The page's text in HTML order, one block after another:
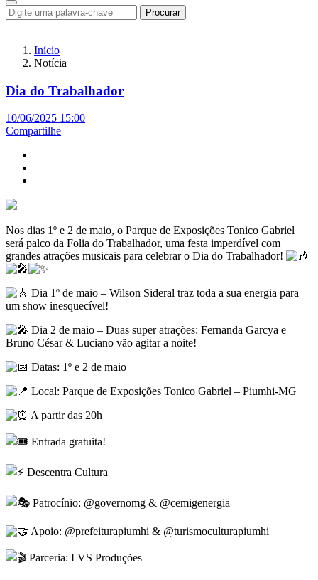
Procurar
Início
Notícia
Dia do Trabalhador
10/06/2025 15:00
Compartilhe
Nos dias 1º e 2 de maio, o Parque de Exposições Tonico Gabriel
será palco da Folia do Trabalhador, uma festa imperdível com
grandes atrações musicais para celebrar o Dia do Trabalhador!
Dia 1º de maio – Wilson Sideral traz toda a sua energia para
um show inesquecível!
Dia 2 de maio – Duas super atrações: Fernanda Garcya e
Bruno César & Luciano vão agitar a noite!
Datas: 1º e 2 de maio
Local: Parque de Exposições Tonico Gabriel – Piumhi-MG
A partir das 20h
Entrada gratuita!
Descentra Cultura
Patrocínio: @governomg & @cemigenergia
Apoio: @prefeiturapiumhi & @turismoculturapiumhi
Parceria: LVS Produções